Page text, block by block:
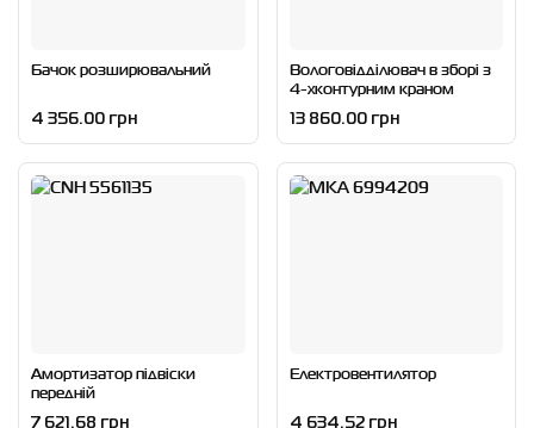
Бачок розширювальний
4 356.00 грн
Вологовідділювач в зборі з
4-хконтурним краном
13 860.00 грн
Амортизатор підвіски
передній
7 621.68 грн
Електровентилятор
4 634.52 грн